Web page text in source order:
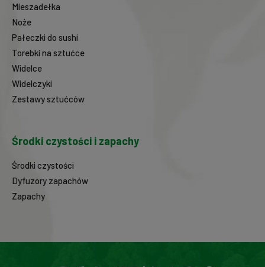
Mieszadełka
Noże
Pałeczki do sushi
Torebki na sztućce
Widelce
Widelczyki
Zestawy sztućców
Środki czystości i zapachy
Środki czystości
Dyfuzory zapachów
Zapachy